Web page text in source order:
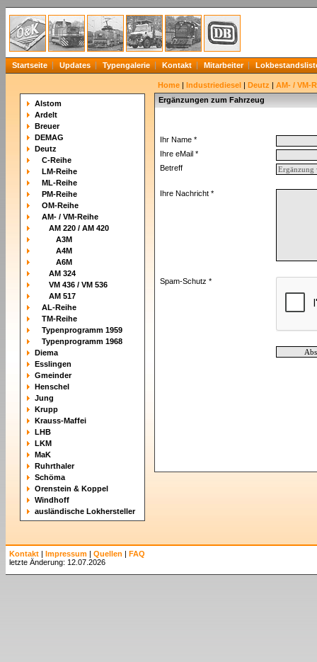
Startseite Updates Typengalerie Kontakt Mitarbeiter
Alstom
Ardelt
Breuer
DEMAG
Deutz
C-Reihe
LM-Reihe
ML-Reihe
PM-Reihe
OM-Reihe
AM- / VM-Reihe
AM 220 / AM 420
A3M
A4M
A6M
AM 324
VM 436 / VM 536
AM 517
AL-Reihe
TM-Reihe
Typenprogramm 1959
Typenprogramm 1968
Diema
Esslingen
Gmeinder
Henschel
Jung
Krupp
Krauss-Maffei
LHB
LKM
MaK
Ruhrthaler
Schöma
Orenstein & Koppel
Windhoff
ausländische Lokhersteller
Home | Industriediesel | Deutz | AM- / VM-
Ergänzungen zum Fahrzeug
Ihr Name *
Ihre eMail *
Betreff
Ihre Nachricht *
Spam-Schutz *
Kontakt | Impressum | Quellen | FAQ
letzte Änderung: 12.07.2026